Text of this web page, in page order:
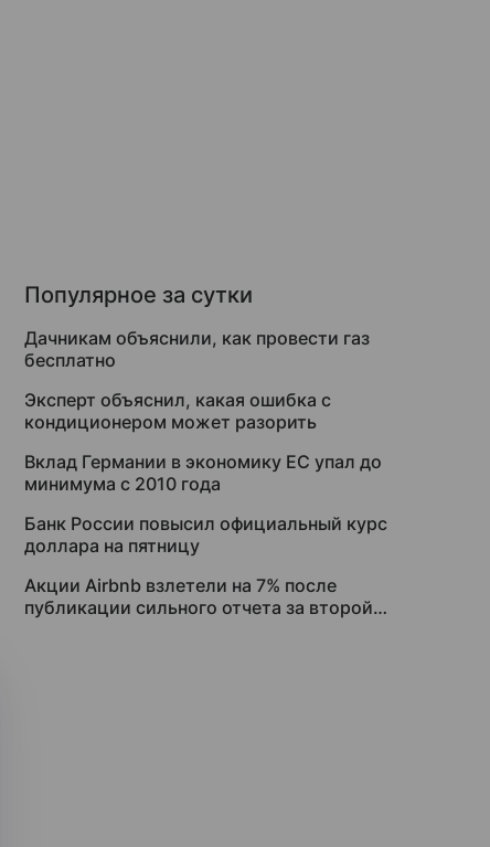
Популярное за сутки
Дачникам объяснили, как провести газ
бесплатно
Эксперт объяснил, какая ошибка с
кондиционером может разорить
Вклад Германии в экономику ЕС упал до
минимума с 2010 года
Банк России повысил официальный курс
доллара на пятницу
Акции Airbnb взлетели на 7% после
публикации сильного отчета за второй